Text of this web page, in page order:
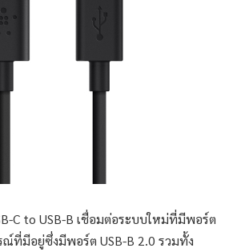
C to USB-B เชื่อมต่อระบบใหม่ที่มีพอร์ต
ณ์ที่มีอยู่ซึ่งมีพอร์ต USB-B 2.0 รวมทั้ง